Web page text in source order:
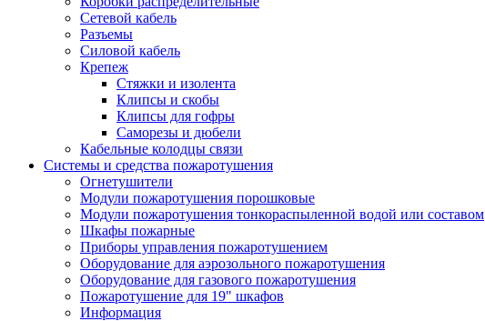
Сетевой кабель
Разъемы
Силовой кабель
Крепеж
Стяжки и изолента
Клипсы и скобы
Клипсы для гофры
Саморезы и дюбели
Кабельные колодцы связи
Системы и средства пожаротушения
Огнетушители
Модули пожаротушения порошковые
Модули пожаротушения тонкораспыленной водой или составом
Шкафы пожарные
Приборы управления пожаротушением
Оборудование для аэрозольного пожаротушения
Оборудование для газового пожаротушения
Пожаротушение для 19" шкафов
Информация